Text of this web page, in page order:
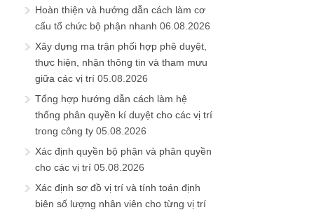
Hoàn thiện và hướng dẫn cách làm cơ
cấu tổ chức bộ phận nhanh 06.08.2026
Xây dựng ma trận phối hợp phê duyệt,
thực hiện, nhận thông tin và tham mưu
giữa các vị trí 05.08.2026
Tổng hợp hướng dẫn cách làm hệ
thống phân quyền kí duyệt cho các vị trí
trong công ty 05.08.2026
Xác định quyền bộ phận và phân quyền
cho các vị trí 05.08.2026
Xác định sơ đồ vị trí và tính toán định
biên số lượng nhân viên cho từng vị trí